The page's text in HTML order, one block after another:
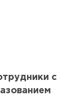
с